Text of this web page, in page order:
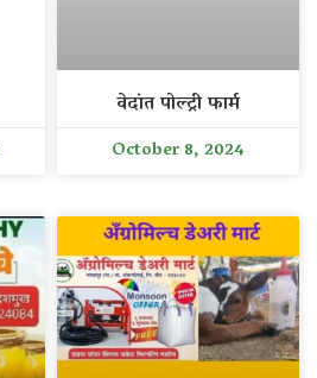
वेदांत पोल्ट्री फार्म
October 8, 2024